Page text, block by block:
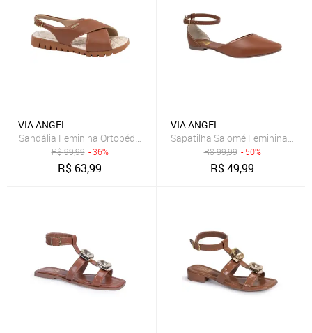
VIA ANGEL
R$99,99 - 36%
R$ 63,99
VIA ANGEL
Sapatilha Salomé Feminina
R$99,99 - 50%
R$49,99